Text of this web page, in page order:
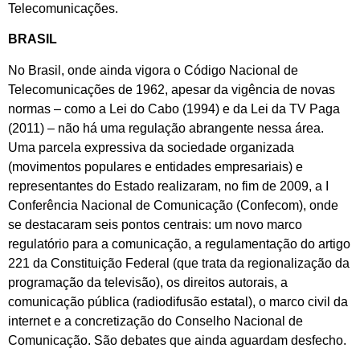
Telecomunicações.
BRASIL
No Brasil, onde ainda vigora o Código Nacional de
Telecomunicações de 1962, apesar da vigência de novas
normas – como a Lei do Cabo (1994) e da Lei da TV Paga
(2011) – não há uma regulação abrangente nessa área.
Uma parcela expressiva da sociedade organizada
(movimentos populares e entidades empresariais) e
representantes do Estado realizaram, no fim de 2009, a I
Conferência Nacional de Comunicação (Confecom), onde
se destacaram seis pontos centrais: um novo marco
regulatório para a comunicação, a regulamentação do artigo
221 da Constituição Federal (que trata da regionalização da
programação da televisão), os direitos autorais, a
comunicação pública (radiodifusão estatal), o marco civil da
internet e a concretização do Conselho Nacional de
Comunicação. São debates que ainda aguardam desfecho.